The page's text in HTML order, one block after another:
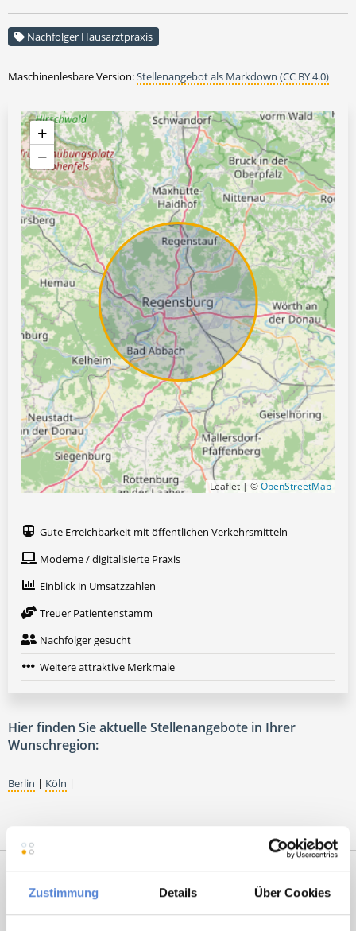
Zustimmung Details Über Cookies
Nachfolger Hausarztpraxis
Maschinenlesbare Version:Stellenangebot als Markdown (CC BY 4.0)
+
−
Leaflet | ©OpenStreetMap
Gute Erreichbarkeit mit öffentlichen Verkehrsmitteln
Moderne / digitalisierte Praxis
Einblick in Umsatzzahlen
Treuer Patientenstamm
Nachfolger gesucht
Weitere attraktive Merkmale
Hier finden Sie aktuelle Stellenangebote in Ihrer
Wunschregion:
Berlin | Köln |